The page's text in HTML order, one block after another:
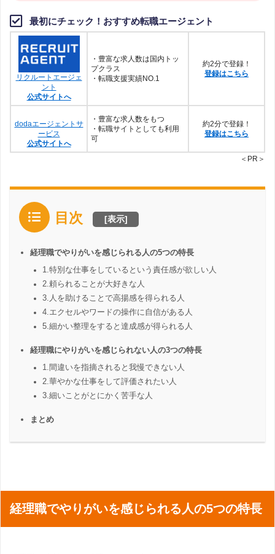
最初にチェック！おすすめ転職エージェント
リクルートエージェ
ント
公式サイトへ
・豊富な求人数は国内トッ
プクラス
・転職支援実績NO.1
約2分で登録！
登録はこちら
dodaエージェントサ
ービス
公式サイトへ
・豊富な求人数をもつ
・転職サイトとしても利用
可
約2分で登録！
登録はこちら
＜PR＞
目次 [表示]
経理職でやりがいを感じられる人の5つの特長
1.特別な仕事をしているという責任感が欲しい人
2.頼られることが大好きな人
3.人を助けることで高揚感を得られる人
4.エクセルやワードの操作に自信がある人
5.細かい整理をすると達成感が得られる人
経理職にやりがいを感じられない人の3つの特長
1.間違いを指摘されると我慢できない人
2.華やかな仕事をして評価されたい人
3.細いことがとにかく苦手な人
まとめ
経理職でやりがいを感じられる人の5つの特長